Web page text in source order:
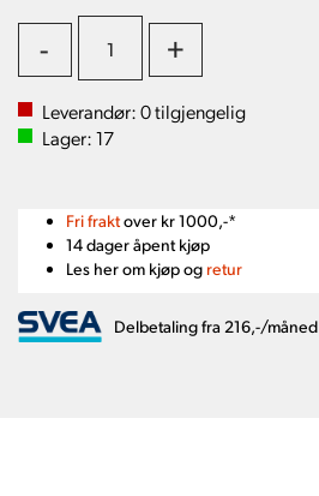
- +
Leverandør:0tilgjengelig
Lager:17
Fri fraktover kr 1000,-*
14 dager åpent kjøp
Les her om kjøp og retur
Delbetaling fra 216,-/måned